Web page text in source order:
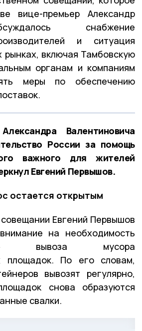
вице-премьер Александр
снабжение
и ситуация
рынках, включая Тамбовскую
органам и компаниям
меры по обеспечению
Валентиновича
России за помощь
важного для жителей
Евгений Первышов.
остается открытым
Евгений Первышов
внимание на необходимость
вывоза мусора
площадок. По его словам,
вывозят регулярно,
снова образуются
свалки.